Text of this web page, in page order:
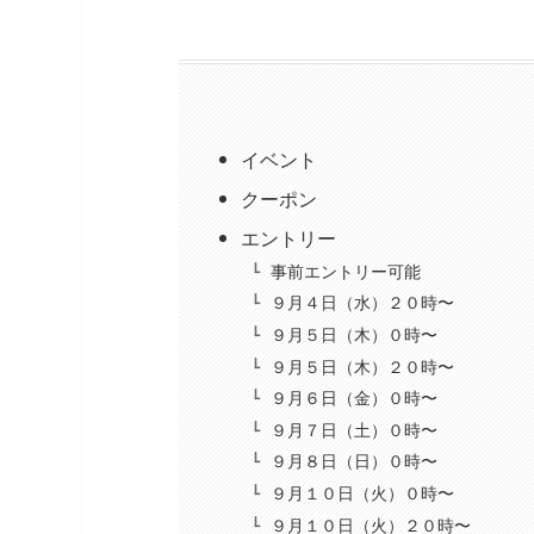
イベント
クーポン
エントリー
事前エントリー可能
９月４日（水）２０時〜
９月５日（木）０時〜
９月５日（木）２０時〜
９月６日（金）０時〜
９月７日（土）０時〜
９月８日（日）０時〜
９月１０日（火）０時〜
９月１０日（火）２０時〜